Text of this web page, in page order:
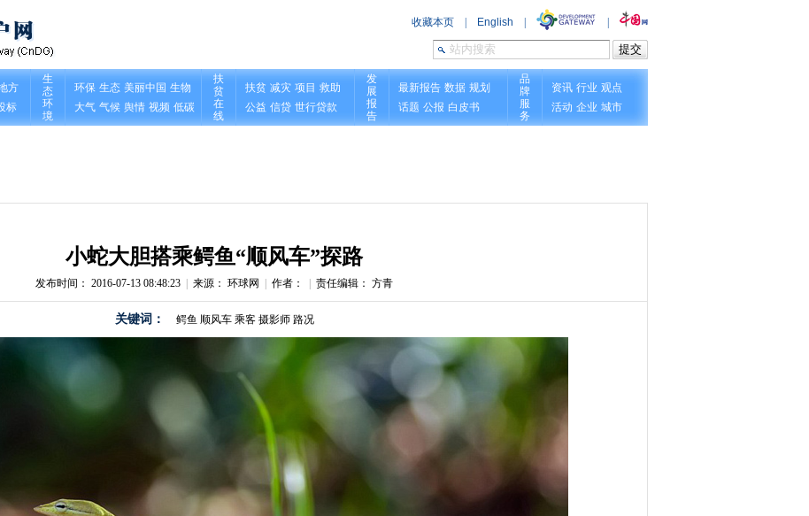
小蛇大胆搭乘鳄鱼“顺风车”探路
发布时间： 2016-07-13 08:48:23 来源： 环球网 作者： 责任编辑： 方青
关键词： 鳄鱼 顺风车 乘客 摄影师 路况